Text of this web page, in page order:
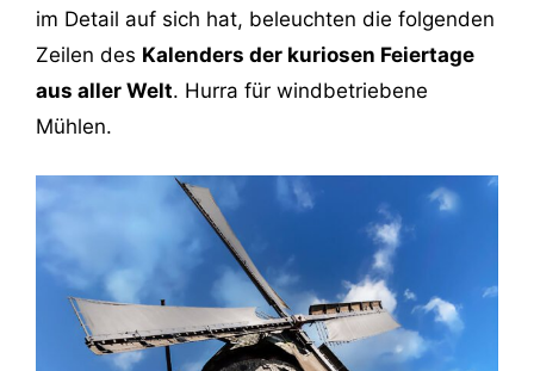
im Detail auf sich hat, beleuchten die folgenden
Zeilen des Kalenders der kuriosen Feiertage
aus aller Welt. Hurra für windbetriebene
Mühlen.